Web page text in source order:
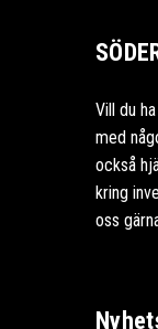
Vill du
med
också
kring
oss